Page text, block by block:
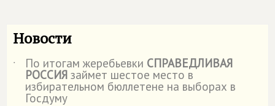
Новости
˙ По итогам жеребьевки СПРАВЕДЛИВАЯ
РОССИЯ займет шестое место в
избирательном бюллетене на выборах в
Госдуму